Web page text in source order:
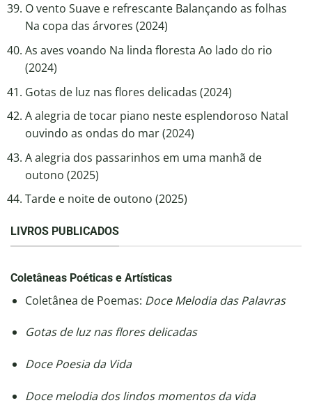
O vento Suave e refrescante Balançando as folhas
Na copa das árvores (2024)
As aves voando Na linda floresta Ao lado do rio
(2024)
Gotas de luz nas flores delicadas (2024)
A alegria de tocar piano neste esplendoroso Natal
ouvindo as ondas do mar (2024)
A alegria dos passarinhos em uma manhã de
outono (2025)
Tarde e noite de outono (2025)
LIVROS PUBLICADOS
Coletâneas Poéticas e Artísticas
Coletânea de Poemas: Doce Melodia das Palavras
Gotas de luz nas flores delicadas
Doce Poesia da Vida
Doce melodia dos lindos momentos da vida